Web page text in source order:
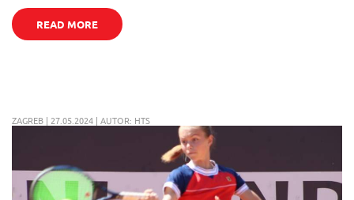
READ MORE
ZAGREB | 27.05.2024 | AUTOR: HTS